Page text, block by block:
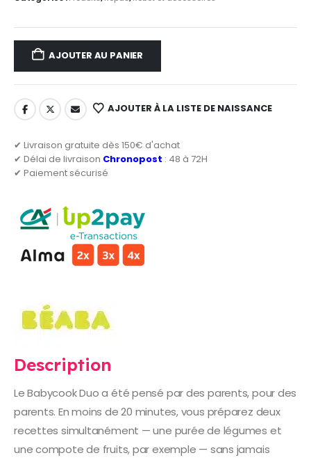
AJOUTER AU PANIER
AJOUTER À LA LISTE DE NAISSANCE
✔ Livraison gratuite dès 150€ d'achat
✔ Délai de livraison Chronopost : 48 à 72H
✔ Paiement sécurisé
Description
Le Babycook Duo a été pensé par des parents, pour des
parents. En moins de 20 minutes, vous préparez deux
recettes simultanément — une purée de légumes et
une compote de fruits, par exemple — sans jamais